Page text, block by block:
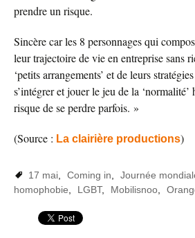
prendre un risque.
Sincère car les 8 personnages qui
leur trajectoire de vie en entreprise sans
‘petits arrangements’ et de leurs
s’intégrer et jouer le jeu de la ‘normalité’
risque de se perdre parfois. »
(Source : La clairière productions)
17 mai Coming in
Journée
homophobie
LGBT, Mobilisnoo